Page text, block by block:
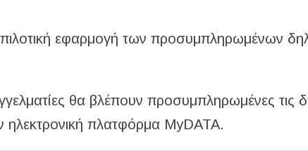
πιλοτική εφαρμογή των προσυμπληρωμένων
θα βλέπουν προσυμπληρωμένες τις
ηλεκτρονική πλατφόρμα MyDATA.